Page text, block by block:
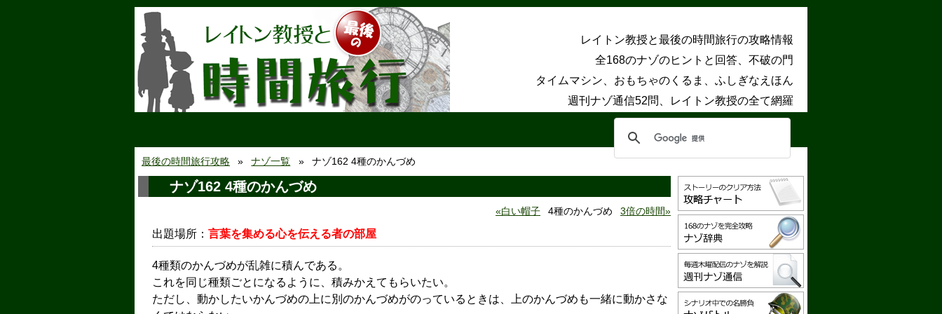
レイトン教授と最後の時間旅行の攻略情報
全168のナゾのヒントと回答、不破の門
タイムマシン、おもちゃのくるま、ふしぎなえほん
週刊ナゾ通信52問、レイトン教授の全て網羅
最後の時間旅行攻略 ナゾ一覧 ナゾ162 4種のかんづめ
ナゾ162 4種のかんづめ
白い帽子 4種のかんづめ 3倍の時間
出題場所： 言葉を集める心を伝える者の部屋
4種類のかんづめが乱雑に積んである。
これを同じ種類ごとになるように、積みかえてもらいたい。
ただし、動かしたいかんづめの上に別のかんづめがのっているときは、上のかんづめも一緒に動かさな